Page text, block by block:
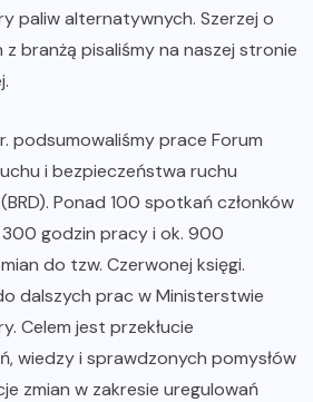
paliw alternatywnych. Szerzej o
branżą pisaliśmy na naszej stronie
podsumowaliśmy prace Forum
i bezpieczeństwa ruchu
Ponad 100 spotkań członków
300 godzin pracy i ok. 900
do tzw. Czerwonej księgi.
dalszych prac w Ministerstwie
Celem jest przekłucie
wiedzy i sprawdzonych pomysłów
zmian w zakresie uregulowań